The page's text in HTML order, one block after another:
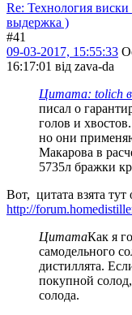
Re: Технология
выдержка )
#41
09-03-2017, 15:55:33
16:17:01 від zava-da
Цитата: tolich
писал о
голов и
но они
Макарова в
5735л бражки
Вот, цитата взята
http://
ЦитатаКак я
самодельного
дистиллята.
покупной
солода.